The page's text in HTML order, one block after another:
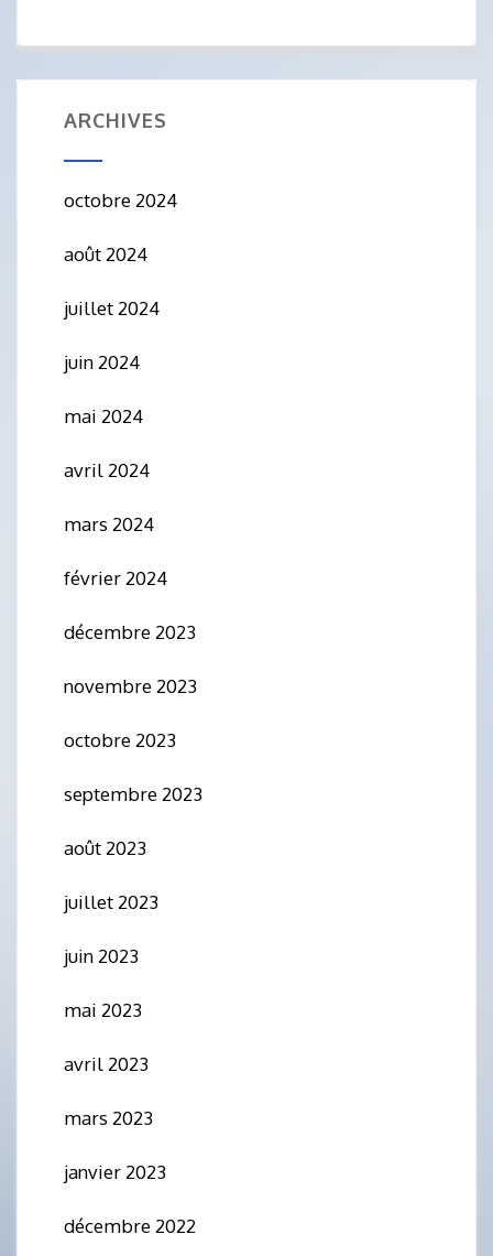
ARCHIVES
octobre 2024
août 2024
juillet 2024
juin 2024
mai 2024
avril 2024
mars 2024
février 2024
décembre 2023
novembre 2023
octobre 2023
septembre 2023
août 2023
juillet 2023
juin 2023
mai 2023
avril 2023
mars 2023
janvier 2023
décembre 2022